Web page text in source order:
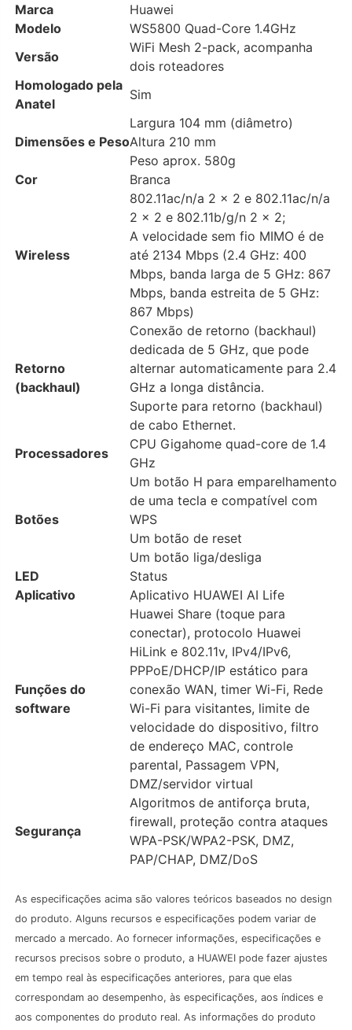
Marca
Huawei
Modelo
WS5800 Quad-Core 1.4GHz
Versão
WiFi Mesh 2-pack, acompanha
dois roteadores
Homologado pela
Anatel
Sim
Dimensões e Peso
Largura 104 mm (diâmetro)
Altura 210 mm
Peso aprox. 580g
Cor
Branca
Wireless
802.11ac/n/a 2 x 2 e 802.11ac/n/a
2 x 2 e 802.11b/g/n 2 x 2;
A velocidade sem fio MIMO é de
até 2134 Mbps (2.4 GHz: 400
Mbps, banda larga de 5 GHz: 867
Mbps, banda estreita de 5 GHz:
867 Mbps)
Retorno
(backhaul)
Conexão de retorno (backhaul)
dedicada de 5 GHz, que pode
alternar automaticamente para 2.4
GHz a longa distância.
Suporte para retorno (backhaul)
de cabo Ethernet.
Processadores
CPU Gigahome quad-core de 1.4
GHz
Botões
Um botão H para emparelhamento
de uma tecla e compatível com
WPS
Um botão de reset
Um botão liga/desliga
LED
Status
Aplicativo
Aplicativo HUAWEI AI Life
Funções do
software
Huawei Share (toque para
conectar), protocolo Huawei
HiLink e 802.11v, IPv4/IPv6,
PPPoE/DHCP/IP estático para
conexão WAN, timer Wi-Fi, Rede
Wi-Fi para visitantes, limite de
velocidade do dispositivo, filtro
de endereço MAC, controle
parental, Passagem VPN,
DMZ/servidor virtual
Segurança
Algoritmos de antiforça bruta,
firewall, proteção contra ataques
WPA-PSK/WPA2-PSK, DMZ,
PAP/CHAP, DMZ/DoS
As especificações acima são valores teóricos baseados no design
do produto. Alguns recursos e especificações podem variar de
mercado a mercado. Ao fornecer informações, especificações e
recursos precisos sobre o produto, a HUAWEI pode fazer ajustes
em tempo real às especificações anteriores, para que elas
correspondam ao desempenho, às especificações, aos índices e
aos componentes do produto real. As informações do produto